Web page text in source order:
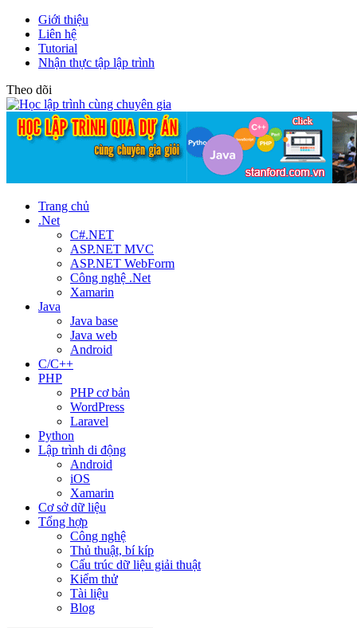
Giới thiệu
Liên hệ
Tutorial
Nhận thực tập lập trình
Theo dõi
Trang chủ
.Net
C#.NET
ASP.NET MVC
ASP.NET WebForm
Công nghệ .Net
Xamarin
Java
Java base
Java web
Android
C/C++
PHP
PHP cơ bản
WordPress
Laravel
Python
Lập trình di động
Android
iOS
Xamarin
Cơ sở dữ liệu
Tổng hợp
Công nghệ
Thủ thuật, bí kíp
Cấu trúc dữ liệu giải thuật
Kiểm thử
Tài liệu
Blog